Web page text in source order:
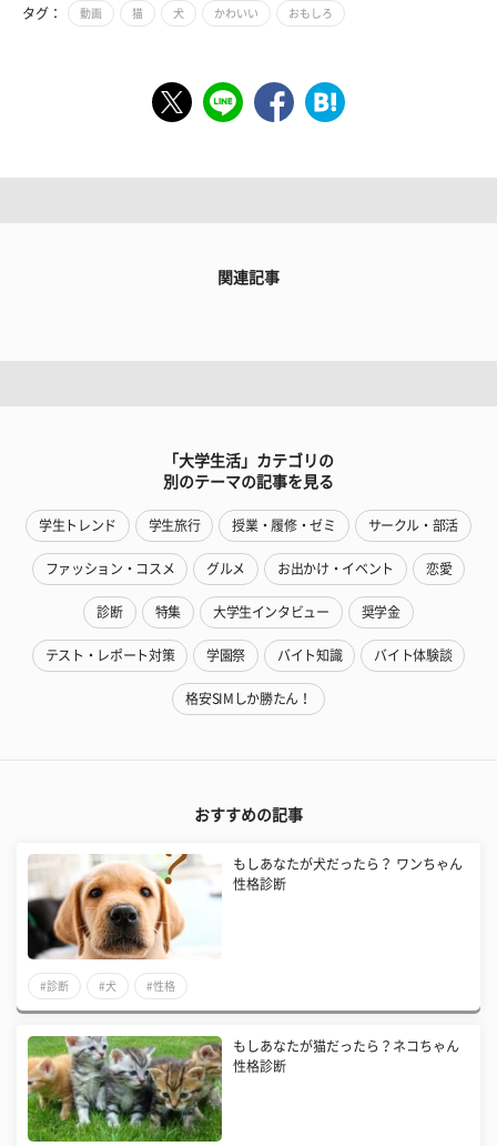
タグ： 動画 猫 犬 かわいい おもしろ
関連記事
「大学生活」カテゴリの
別のテーマの記事を見る
学生トレンド 学生旅行 授業・履修・ゼミ サークル・部活
ファッション・コスメ グルメ お出かけ・イベント 恋愛
診断 特集 大学生インタビュー 奨学金
テスト・レポート対策 学園祭 バイト知識 バイト体験談
格安SIMしか勝たん！
おすすめの記事
もしあなたが犬だったら？ ワンちゃん
性格診断
#診断 #犬 #性格
もしあなたが猫だったら？ネコちゃん
性格診断